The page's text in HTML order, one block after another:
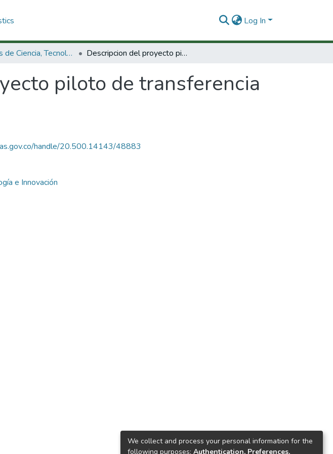
Log In
Políticas de Ciencia, Tecnología e Innovación Descripcion del proyecto piloto de transferencia de tecnología.
piloto de transferencia
handle/20.500.14143/48883
e Innovación
We collect and process your personal information for the
following purposes: Authentication, Preferences,